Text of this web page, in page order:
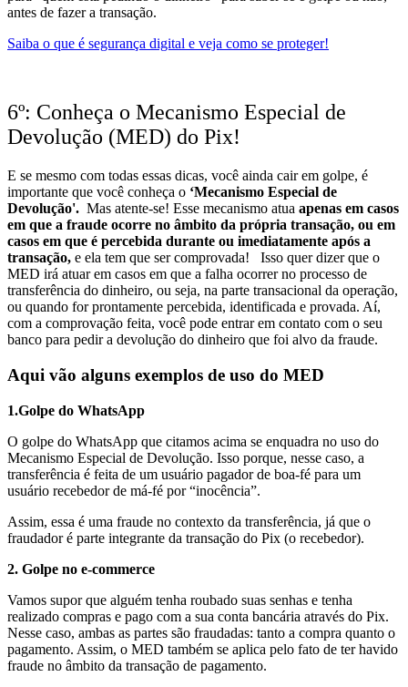
antes de fazer a transação.
Saiba o que é segurança digital e veja como se proteger!
6º: Conheça o Mecanismo Especial de
Devolução (MED) do Pix!
E se mesmo com todas essas dicas, você ainda cair em golpe, é
importante que você conheça o ‘Mecanismo Especial de
Devolução'. Mas atente-se! Esse mecanismo atua apenas em casos
em que a fraude ocorre no âmbito da própria transação, ou em
casos em que é percebida durante ou imediatamente após a
transação, e ela tem que ser comprovada!
Isso quer dizer que o
MED irá atuar em casos em que a falha ocorrer no processo de
transferência do dinheiro, ou seja, na parte transacional da operação,
ou quando for prontamente percebida, identificada e provada. Aí,
com a comprovação feita, você pode entrar em contato com o seu
banco para pedir a devolução do dinheiro que foi alvo da fraude.
Aqui vão alguns exemplos de uso do MED
1.Golpe do WhatsApp
O golpe do WhatsApp que citamos acima se enquadra no uso do
Mecanismo Especial de Devolução. Isso porque, nesse caso, a
transferência é feita de um usuário pagador de boa-fé para um
usuário recebedor de má-fé por “inocência”.
Assim, essa é uma fraude no contexto da transferência, já que o
fraudador é parte integrante da transação do Pix (o recebedor).
2. Golpe no e-commerce
Vamos supor que alguém tenha roubado suas senhas e tenha
realizado compras e pago com a sua conta bancária através do Pix.
Nesse caso, ambas as partes são fraudadas: tanto a compra quanto o
pagamento. Assim, o MED também se aplica pelo fato de ter havido
fraude no âmbito da transação de pagamento.